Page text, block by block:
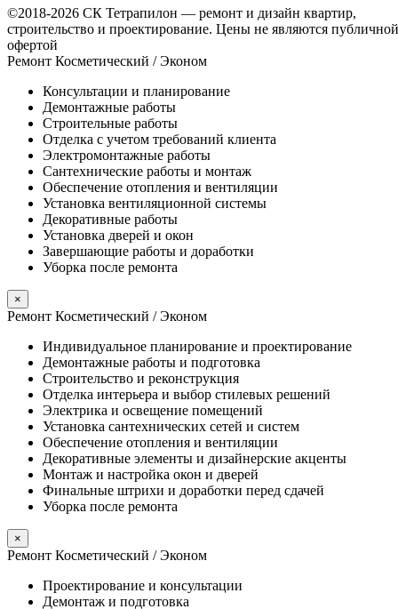
©2018-2026 СК Тетрапилон — ремонт и дизайн квартир,
строительство и проектирование. Цены не являются публичной
офертой
Ремонт Косметический / Эконом​
Консультации и планирование
Демонтажные работы
Строительные работы
Отделка с учетом требований клиента
Электромонтажные работы
Сантехнические работы и монтаж
Обеспечение отопления и вентиляции
Установка вентиляционной системы
Декоративные работы
Установка дверей и окон
Завершающие работы и доработки
Уборка после ремонта
×
Ремонт Косметический / Эконом​
Индивидуальное планирование и проектирование
Демонтажные работы и подготовка
Строительство и реконструкция
Отделка интерьера и выбор стилевых решений
Электрика и освещение помещений
Установка сантехнических сетей и систем
Обеспечение отопления и вентиляции
Декоративные элементы и дизайнерские акценты
Монтаж и настройка окон и дверей
Финальные штрихи и доработки перед сдачей
Уборка после ремонта
×
Ремонт Косметический / Эконом​
Проектирование и консультации
Демонтаж и подготовка